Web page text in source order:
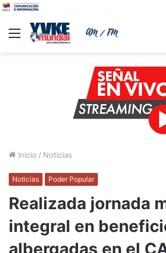
Menu
Inicio / Noticias
Noticias Poder Popular
Realizada jornada
integral en
albergadas en el